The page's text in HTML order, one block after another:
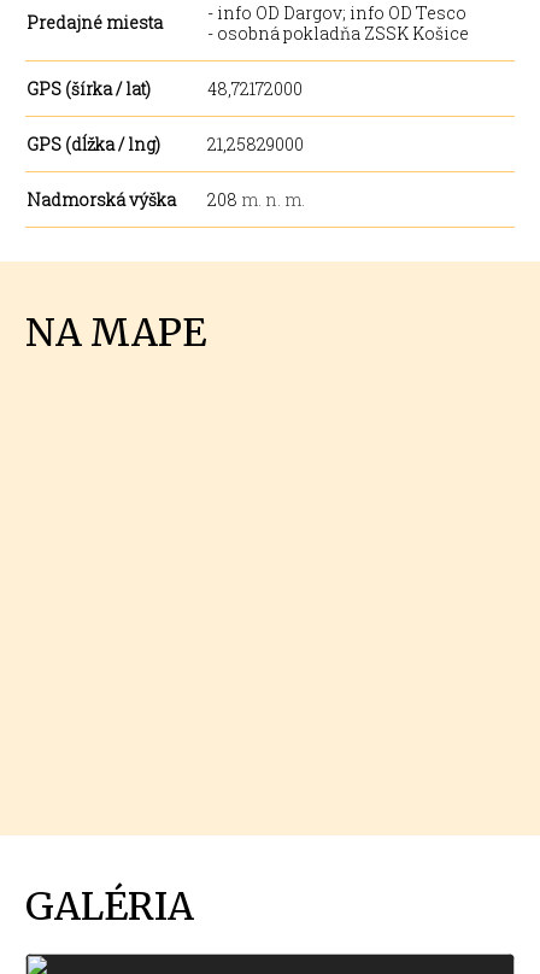
Predajné miesta
- info OD Dargov; info OD Tesco
- osobná pokladňa ZSSK Košice
GPS (šírka / lat) 48,72172000
GPS (dĺžka / lng) 21,25829000
Nadmorská výška 208 m. n. m.
NA MAPE
GALÉRIA